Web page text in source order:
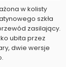
w kolisty
szkła
zasilający.
ubita przez
dwie wersje